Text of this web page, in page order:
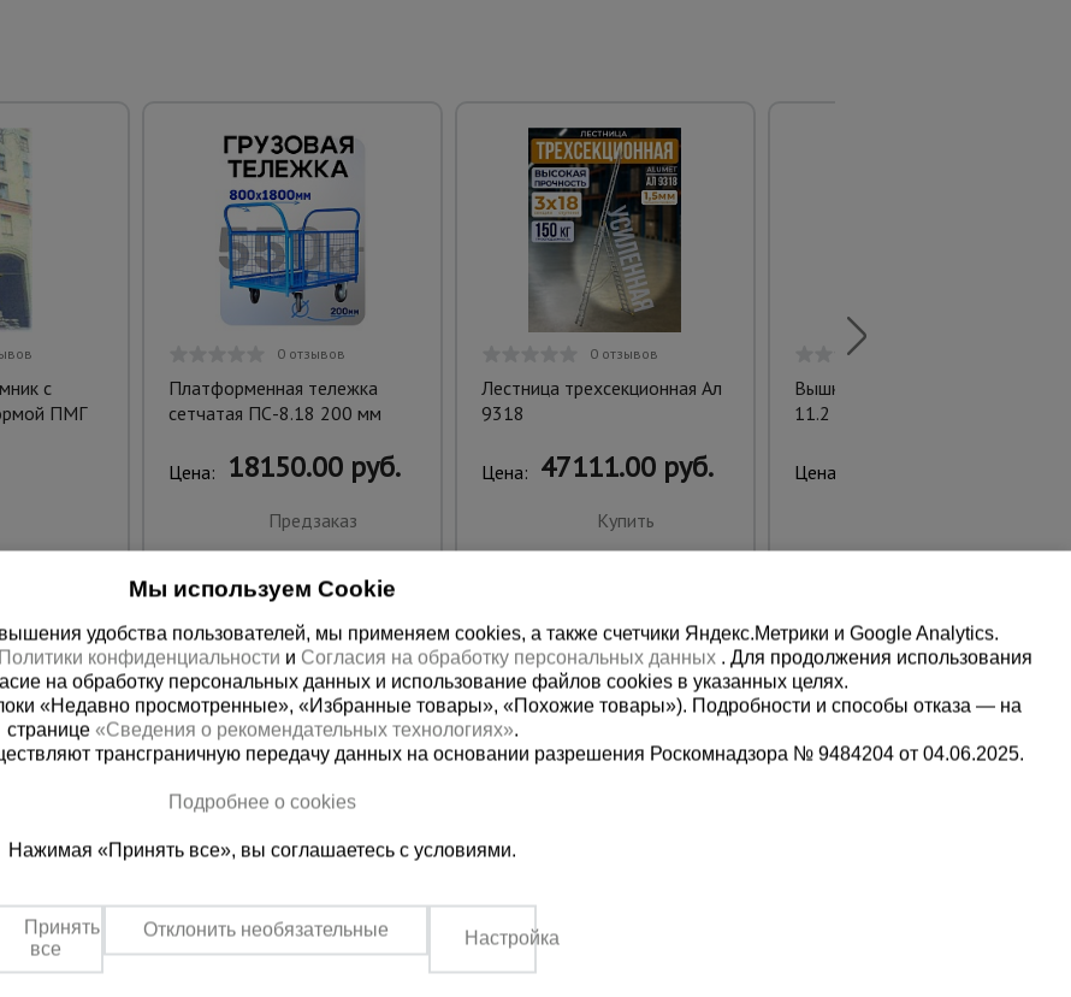
с
ПМГ
0 отзывов
Платформенная тележка
сетчатая ПС-8.18 200 мм
Цена: 18150.00 руб.
Предзаказ
0 отзывов
Лестница трехсекционная Ал
9318
Цена: 47111.00 руб.
Купить
Вышка-тура ВСПT 1.2х2.0,
11.2 м
Цена:
200-25-90
по России
+7 (861) 225-00-90
Пн-Пт: с 8:00 до 17:00,
Мы используем Cookie
удобства пользователей, мы применяем cookies, а также счетчики Яндекс.Метрики и Google Analytics.
Политики конфиденциальности и Согласия на обработку персональных данных . Для продолжения использования
на обработку персональных данных и использование файлов cookies в указанных целях.
«Недавно просмотренные», «Избранные товары», «Похожие товары»). Подробности и способы отказа — на
странице «Сведения о рекомендательных технологиях».
трансграничную передачу данных на основании разрешения Роскомнадзора № 9484204 от 04.06.2025.
Подробнее о cookies
Нажимая «Принять все», вы соглашаетесь с условиями.
Принять
все
Отклонить необязательные Настройка